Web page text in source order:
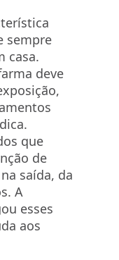
sempre
casa.
deve
que
de
saída, da
A
esses
aos